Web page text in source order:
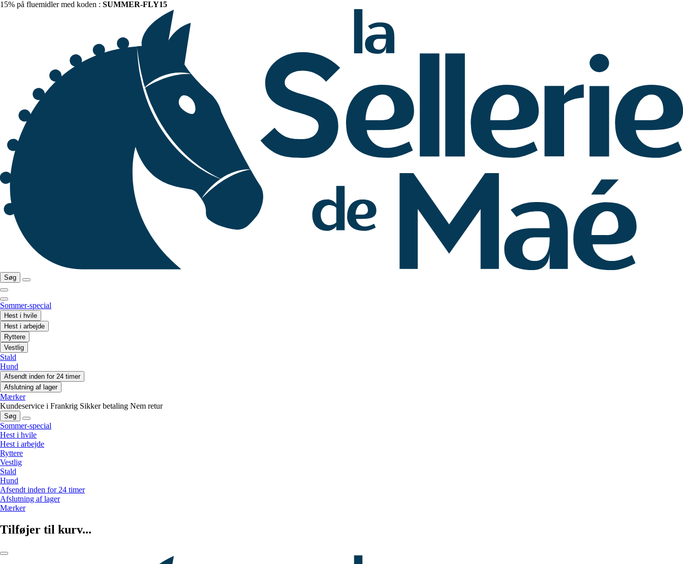
15% på fluemidler med koden : SUMMER-FLY15
Søg
Sommer-special
Hest i hvile
Hest i arbejde
Ryttere
Vestlig
Stald
Hund
Afsendt inden for 24 timer
Afslutning af lager
Mærker
Kundeservice i Frankrig Sikker betaling Nem retur
Søg
Sommer-special
Hest i hvile
Hest i arbejde
Ryttere
Vestlig
Stald
Hund
Afsendt inden for 24 timer
Afslutning af lager
Mærker
Tilføjer til kurv...